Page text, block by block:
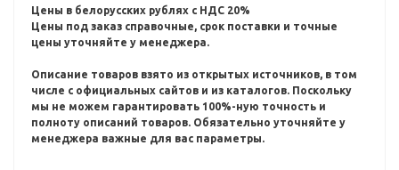
Цены в белорусских рублях с НДС 20%
Цены под заказ справочные, срок поставки и точные
цены уточняйте у менеджера.
Описание товаров взято из открытых источников, в том
числе с официальных сайтов и из каталогов. Поскольку
мы не можем гарантировать 100%-ную точность и
полноту описаний товаров. Обязательно уточняйте у
менеджера важные для вас параметры.